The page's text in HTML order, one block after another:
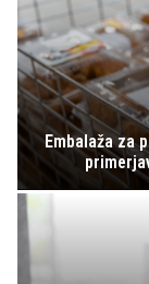
Embalaža za